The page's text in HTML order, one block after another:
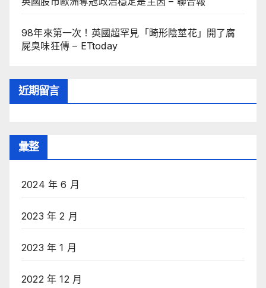
98年來第一次！英國超罕見「畸形陰莖花」開了腐
屍臭味狂傳 – ETtoday
近期留言
彙整
2024 年 6 月
2023 年 2 月
2023 年 1 月
2022 年 12 月